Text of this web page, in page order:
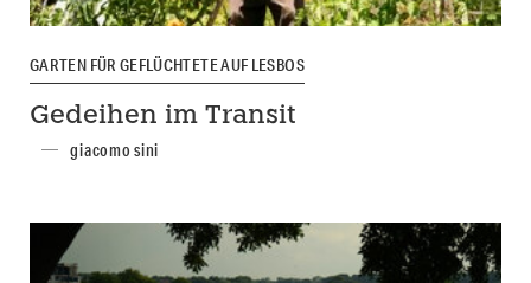
GARTEN FÜR GEFLÜCHTETE AUF LESBOS
Gedeihen im Transit
giacomo sini